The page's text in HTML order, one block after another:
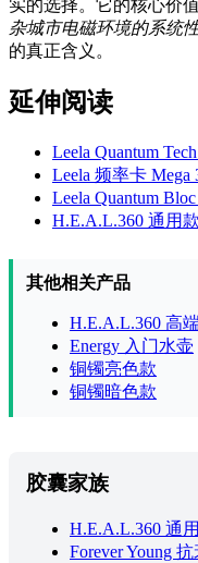
实的选择。它的核心价
杂城市电磁环境的系统
的真正含义。
延伸阅读
Leela Quantum
Leela 频率卡 Mega
Leela Quantum
H.E.A.L.360 通用
其他相关产品
H.E.A.L.360 高
Energy 入门水壶
铜镯亮色款
铜镯暗色款
胶囊家族
H.E.A.L.360 通
Forever Young